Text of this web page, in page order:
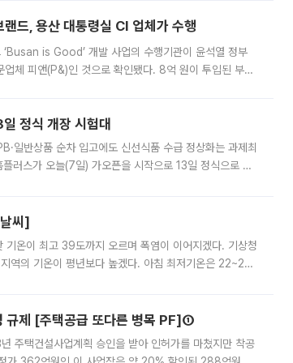
, 용산 대통령실 CI 업체가 수행
is Good’ 개발 사업의 수행기관이 윤석열 정부
체 피앤(P&)인 것으로 확인됐다. 8억 원이 투입된 부산
정식 개장 시험대
일반상품 순차 입고에도 신선식품 수급 정상화는 과제최
러스가 오늘(7일) 가오픈을 시작으로 13일 정식으로 재
씨]
기온이 최고 39도까지 오르며 폭염이 이어지겠다. 기상청
역의 기온이 평년보다 높겠다. 아침 최저기온은 22~27
규제 [주택공급 또다른 병목 PF]①
주택건설사업계획 승인을 받아 인허가를 마쳤지만 착공